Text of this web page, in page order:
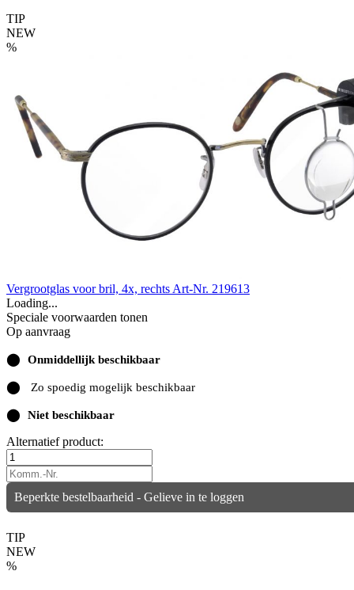
TIP
NEW
%
Vergrootglas voor bril, 4x, rechts Art-Nr. 219613
Loading...
Speciale voorwaarden tonen
Op aanvraag
⬤ Onmiddellijk beschikbaar
⬤ Zo spoedig mogelijk beschikbaar
⬤ Niet beschikbaar
Alternatief product:
Beperkte bestelbaarheid - Gelieve in te loggen
TIP
NEW
%